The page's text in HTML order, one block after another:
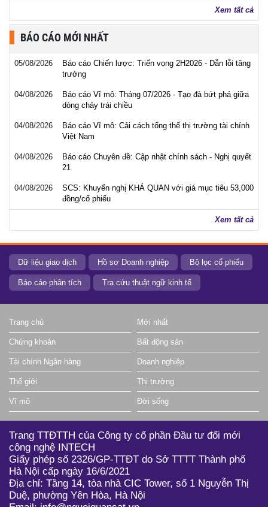
Xem tất cả
BÁO CÁO MỚI NHẤT
05/08/2026
Báo cáo Chiến lược: Triển vọng 2H2026 - Dẫn lỗi tăng
trưởng
04/08/2026
Báo cáo Vĩ mô: Tháng 07/2026 - Tạo đà bứt phá giữa
dòng chảy trái chiều
04/08/2026
Báo cáo Vĩ mô: Cải cách tổng thể thị trường tài chính
Việt Nam
04/08/2026
Báo cáo Chuyên đề: Cập nhật chính sách - Nghị quyết
21
04/08/2026
SCS: Khuyến nghị KHẢ QUAN với giá mục tiêu 53,000
đồng/cổ phiếu
Xem tất cả
Dữ liệu giao dịch Hồ sơ Doanh nghiệp Bộ lọc cổ phiếu
Báo cáo phân tích Tra cứu thuật ngữ kinh tế
Trang chủ Mới nhất
Chứng khoán Bất động sản
Tài chính Ngân hàng Doanh nghiệp
Thế giới Thị trường
Vĩ mô Đời sống
Trang TTĐTTH của Công ty cổ phần Đầu tư đổi mới
công nghệ INTECH
Giấy phép số 2326/GP-TTĐT do Sở TTTT Thành phố
Hà Nội cấp ngày 16/6/2021
Địa chỉ: Tầng 14, tòa nhà CIC Tower, số 1 Nguyễn Thị
Duệ, phường Yên Hòa, Hà Nội